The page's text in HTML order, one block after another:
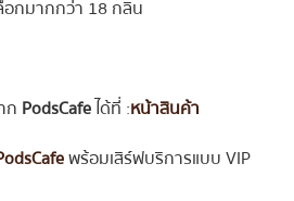
อกมากกว่า 18 กลิ่น
ก PodsCafeได้ที่ :หน้าสินค้า
พร้อมเสิร์ฟบริการแบบ VIP